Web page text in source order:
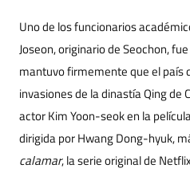
Uno de los funcionarios
Joseon, originario de Seochon,
mantuvo firmemente que el país
invasiones de la dinastía Qing de
actor Kim Yoon-seok en la
dirigida por Hwang Dong-hyuk,
calamar, la serie original de